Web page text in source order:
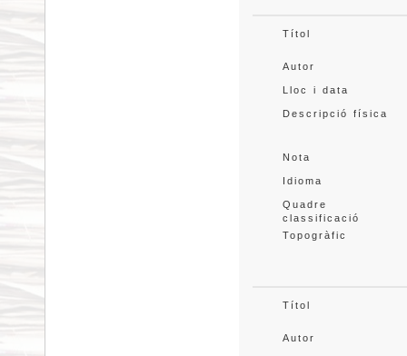
Títol
Autor
Lloc i data
Descripció física
Nota
Idioma
Quadre
classificació
Topogràfic
Títol
Autor